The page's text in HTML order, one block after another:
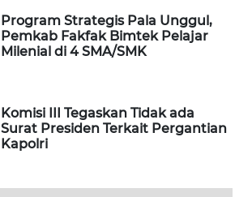
Program Strategis Pala Unggul,
Pemkab Fakfak Bimtek Pelajar
Milenial di 4 SMA/SMK
Komisi III Tegaskan Tidak ada
Surat Presiden Terkait Pergantian
Kapolri